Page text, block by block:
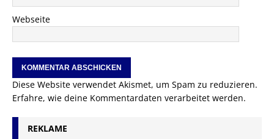
Webseite
Diese Website verwendet Akismet, um Spam zu reduzieren.
Erfahre, wie deine Kommentardaten verarbeitet werden.
REKLAME